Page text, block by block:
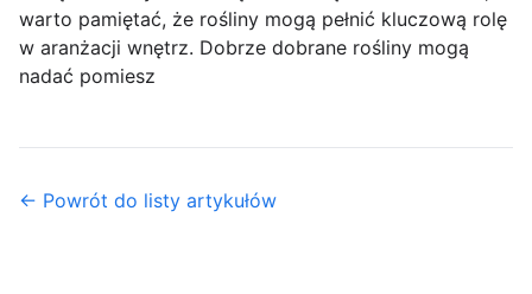
warto pamiętać, że rośliny mogą pełnić kluczową rolę
w aranżacji wnętrz. Dobrze dobrane rośliny mogą
nadać pomiesz
← Powrót do listy artykułów